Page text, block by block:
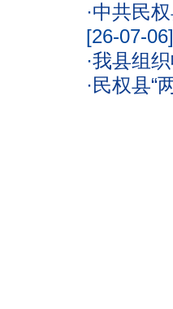
·中共民
[26-07-06]
·我县组
·民权县“